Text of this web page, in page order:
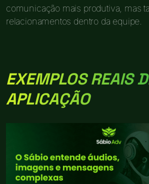
comunicação mais produtiva, mas
relacionamentos dentro da equipe.
EXEMPLOS REAIS
APLICAÇÃO